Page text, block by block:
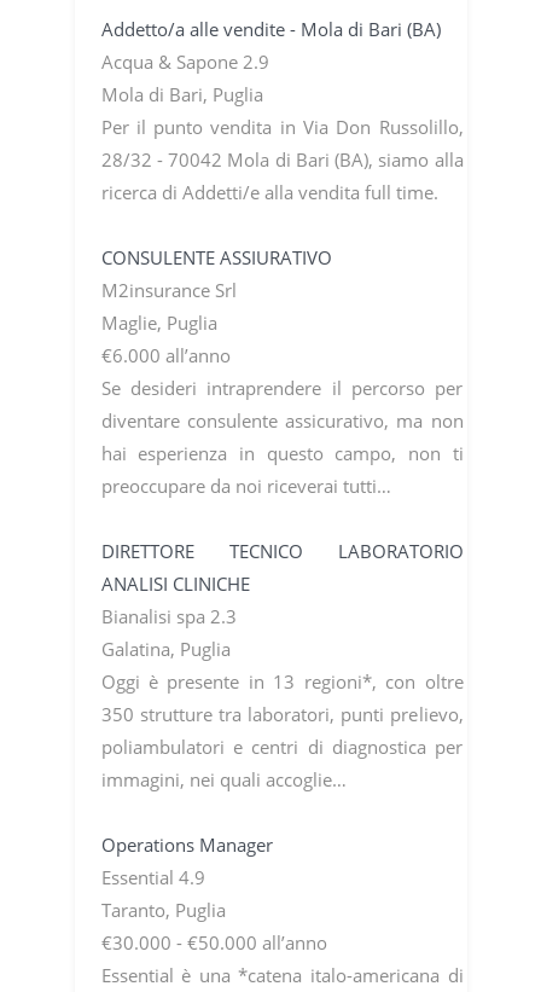
Addetto/a alle vendite - Mola di Bari (BA)
Acqua & Sapone 2.9
Mola di Bari, Puglia
Per il punto vendita in Via Don Russolillo,
28/32 - 70042 Mola di Bari (BA), siamo alla
ricerca di Addetti/e alla vendita full time.
CONSULENTE ASSIURATIVO
M2insurance Srl
Maglie, Puglia
€6.000 all’anno
Se desideri intraprendere il percorso per
diventare consulente assicurativo, ma non
hai esperienza in questo campo, non ti
preoccupare da noi riceverai tutti…
DIRETTORE TECNICO LABORATORIO
ANALISI CLINICHE
Bianalisi spa 2.3
Galatina, Puglia
Oggi è presente in 13 regioni*, con oltre
350 strutture tra laboratori, punti prelievo,
poliambulatori e centri di diagnostica per
immagini, nei quali accoglie…
Operations Manager
Essential 4.9
Taranto, Puglia
€30.000 - €50.000 all’anno
Essential è una *catena italo-americana di